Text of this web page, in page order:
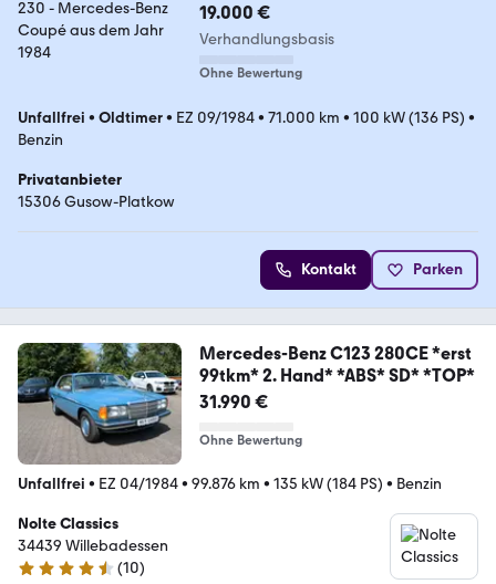
19.000 €
Verhandlungsbasis
Ohne Bewertung
Unfallfrei • Oldtimer• EZ 09/1984• 71.000 km • 100 kW (136 PS) •
Benzin
Privatanbieter
15306 Gusow-Platkow
Kontakt Parken
Mercedes-Benz C123 280CE *erst
99tkm* 2. Hand* *ABS* SD* *TOP*
31.990 €
Ohne Bewertung
Unfallfrei • EZ 04/1984• 99.876 km • 135 kW (184 PS) • Benzin
Nolte Classics
34439 Willebadessen
4.4 Sterne
(10)